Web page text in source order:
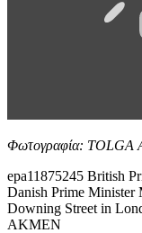
Φωτογραφία: TOLGA
epa11875245 British
Danish Prime Minister
Downing Street in
AKMEN